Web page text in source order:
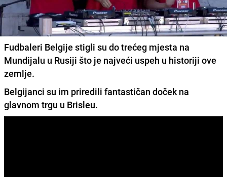
Fudbaleri Belgije stigli su do trećeg mjesta na
Mundijalu u Rusiji što je najveći uspeh u historiji ove
zemlje.
Belgijanci su im priredili fantastičan doček na
glavnom trgu u Brisleu.